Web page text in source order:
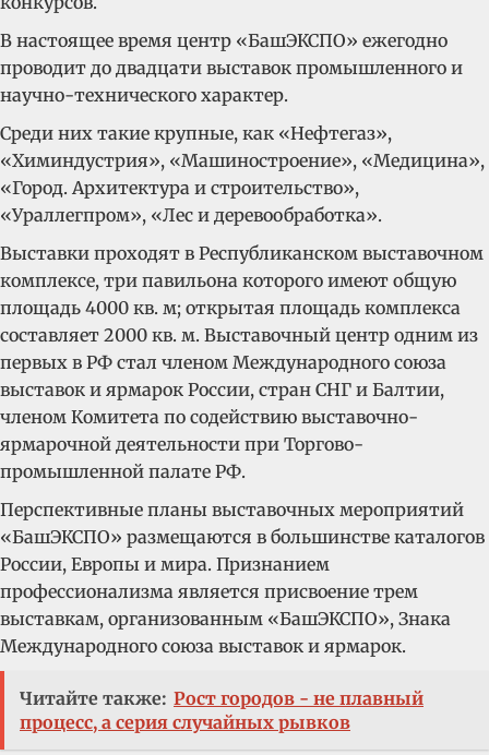
В настоящее время центр «БашЭКСПО» ежегодно
проводит до двадцати выставок промышленного и
научно-технического характер.
Среди них такие крупные, как «Нефтегаз»,
«Химиндустрия», «Машиностроение», «Медицина»,
«Город. Архитектура и строительство»,
«Ураллегпром», «Лес и деревообработка».
Выставки проходят в Республиканском выставочном
комплексе, три павильона которого имеют общую
площадь 4000 кв. м; открытая площадь комплекса
составляет 2000 кв. м. Выставочный центр одним из
первых в РФ стал членом Международного союза
выставок и ярмарок России, стран СНГ и Балтии,
членом Комитета по содействию выставочно-
ярмарочной деятельности при Торгово-
промышленной палате РФ.
Перспективные планы выставочных мероприятий
«БашЭКСПО» размещаются в большинстве каталогов
России, Европы и мира. Признанием
профессионализма является присвоение трем
выставкам, организованным «БашЭКСПО», Знака
Международного союза выставок и ярмарок.
Читайте также: Рост городов - не плавный
процесс, а серия случайных рывков